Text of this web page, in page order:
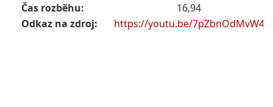
Čas rozběhu:
16,94
Odkaz na zdroj:
https://youtu.be/7pZbnOdMvW4